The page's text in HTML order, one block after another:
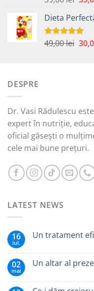
a
fost:
Dieta
Evaluat la
49,00lei
DESPRE
Dr. Vasi Rădulescu
expert în nutriție,
oficial găsești o
cele mai bune prețuri.
LATEST NEWS
16
iul.
Un tratament
02
mai
Un altar al